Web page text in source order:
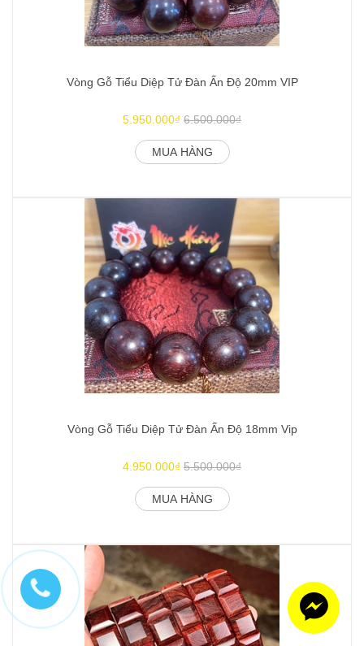
Vòng Gỗ Tiểu Diệp Tử Đàn Ấn Độ 20mm VIP
5.950.000₫ 6.500.000₫
MUA HÀNG
Vòng Gỗ Tiểu Diệp Tử Đàn Ấn Độ 18mm Vip
4.950.000₫ 5.500.000₫
MUA HÀNG